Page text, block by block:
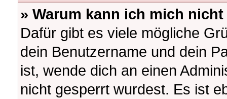
» Warum kann ich mich
Dafür gibt es viele mögliche
dein Benutzername und dein
ist, wende dich an einen
nicht gesperrt wurdest. Es ist